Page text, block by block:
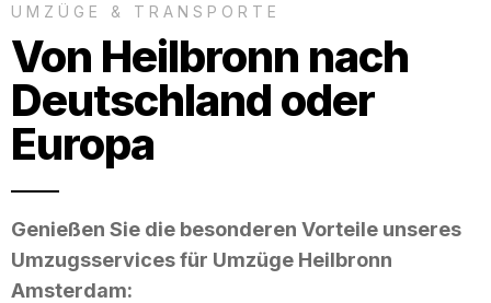
UMZÜGE & TRANSPORTE
Von Heilbronn nach
Deutschland oder
Europa
Genießen Sie die besonderen Vorteile unseres
Umzugsservices für Umzüge Heilbronn
Amsterdam: